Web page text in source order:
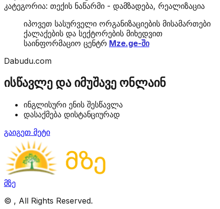
კატეგორია: თექის ნაწარმი - დამზადება, რეალიზაცია
იპოვეთ სასურველი ორგანიზაციების მისამართები
ქალაქების და სექტორების მიხედვით
საინფორმაციო ცენტრ Mze.ge-ში
Dabudu.com
ისწავლე და იმუშავე ონლაინ
ინგლისური ენის შესწავლა
დასაქმება დისტანციურად
გაიგეთ მეტი
მზე
© , All Rights Reserved.